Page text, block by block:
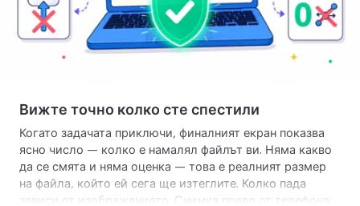
Вижте точно колко сте спестили
Когато задачата приключи, финалният екран показва
ясно число — колко е намалял файлът ви. Няма какво
да се смята и няма оценка — това е реалният размер
на файла, който ей сега ще изтеглите. Колко пада
зависи от изображението. Снимка право от телефона